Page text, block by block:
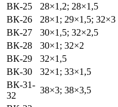
ВК-25
28×1,2; 28×1,5
ВК-26
28×1; 29×1,5; 32×3
ВК-27
30×1,5; 32×2,5
ВК-28
30×1; 32×2
ВК-29
32×1,5
ВК-30
32×1; 33×1,5
ВК-31-
32
38×3; 38×3,5